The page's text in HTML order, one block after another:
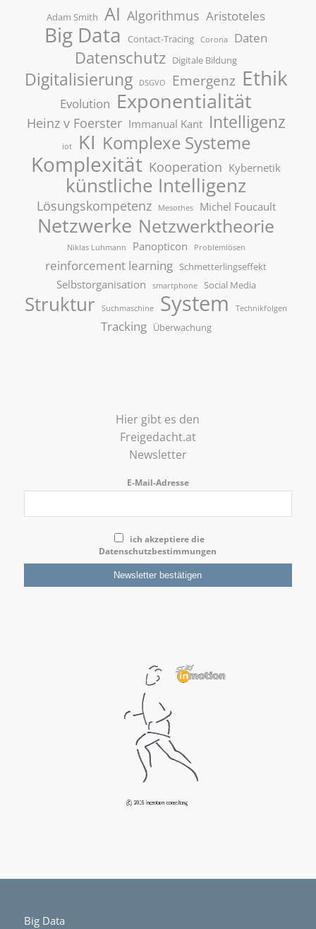
Adam Smith AI Algorithmus Aristoteles
Big Data Contact-Tracing Corona Daten
Datenschutz Digitale Bildung
Digitalisierung DSGVO Emergenz Ethik
Evolution Exponentialität
Heinz v Foerster Immanual Kant Intelligenz
iot KI Komplexe Systeme
Komplexität Kooperation Kybernetik
künstliche Intelligenz
Lösungskompetenz Mesothes Michel Foucault
Netzwerke Netzwerktheorie
Niklas Luhmann Panopticon Problemlösen
reinforcement learning Schmetterlingseffekt
Selbstorganisation smartphone Social Media
Struktur Suchmaschine System Technikfolgen
Tracking Überwachung
Hier gibt es den
Freigedacht.at
Newsletter
E-Mail-Adresse
ich akzeptiere die
Datenschutzbestimmungen
Big Data